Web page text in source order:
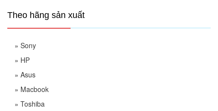
Theo hãng sản xuất
» Sony
» HP
» Asus
» Macbook
» Toshiba